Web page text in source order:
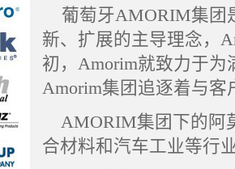
葡萄牙AMORIM集团
新、扩展的主导理念，
初，Amorim就致力于
Amorim集团追逐着与
AMORIM集团下的阿
合材料和汽车工业等行